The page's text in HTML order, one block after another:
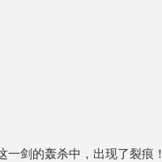
剑的轰杀中，出现了裂痕！